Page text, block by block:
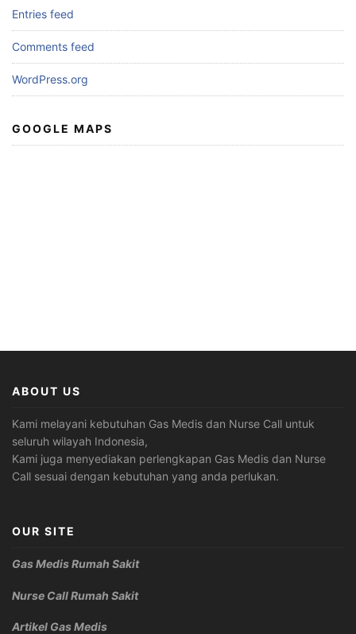
Entries feed
Comments feed
WordPress.org
GOOGLE MAPS
ABOUT US
Kami melayani kebutuhan Gas Medis dan Nurse Call untuk
seluruh wilayah Indonesia,
Kami juga menyediakan perlengkapan Gas Medis dan Nurse
Call sesuai dengan kebutuhan yang anda perlukan.
OUR SITE
Gas Medis Rumah Sakit
Nurse Call Rumah Sakit
Artikel Gas Medis